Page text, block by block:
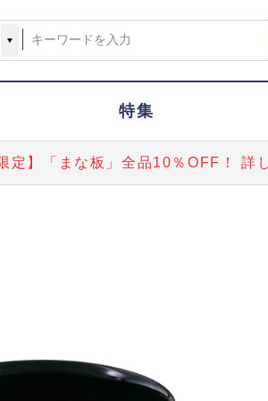
特集
定】「まな板」全品10％OFF！ 詳